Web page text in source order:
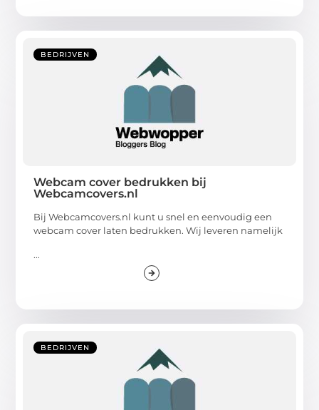
BEDRIJVEN
Webcam cover bedrukken bij
Webcamcovers.nl
Bij Webcamcovers.nl kunt u snel en eenvoudig een
webcam cover laten bedrukken. Wij leveren namelijk
...
BEDRIJVEN